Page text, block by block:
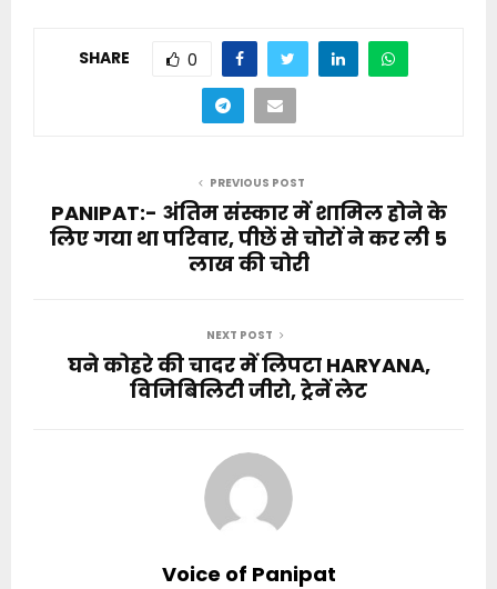
SHARE 0
PREVIOUS POST
PANIPAT:- अंतिम संस्कार में शामिल होने के
लिए गया था परिवार, पीछें से चोरों ने कर ली 5
लाख की चोरी
NEXT POST
घने कोहरे की चादर में लिपटा HARYANA,
विजिबिलिटी जीरो, ट्रेनें लेट
Voice of Panipat